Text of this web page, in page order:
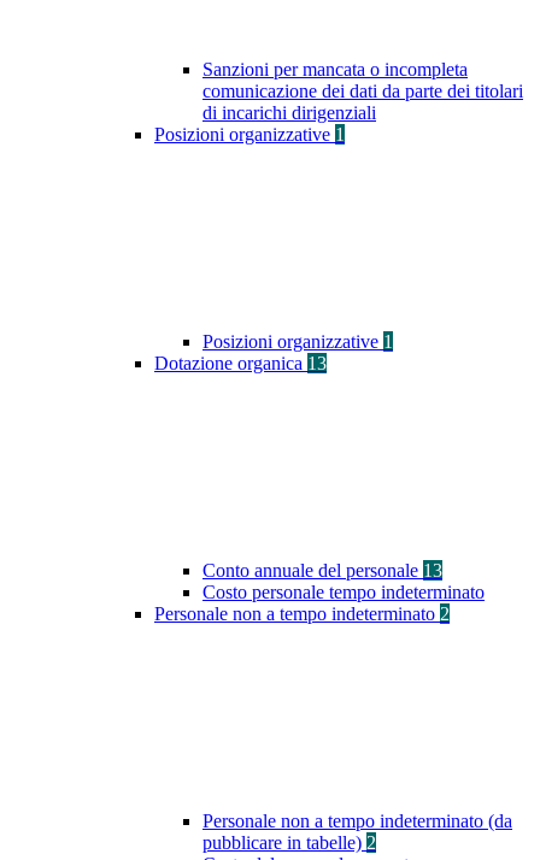
Sanzioni per mancata o incompleta
comunicazione dei dati da parte dei titolari
di incarichi dirigenziali
Posizioni organizzative 1
Posizioni organizzative 1
Dotazione organica 13
Conto annuale del personale 13
Costo personale tempo indeterminato
Personale non a tempo indeterminato 2
Personale non a tempo indeterminato (da
pubblicare in tabelle) 2